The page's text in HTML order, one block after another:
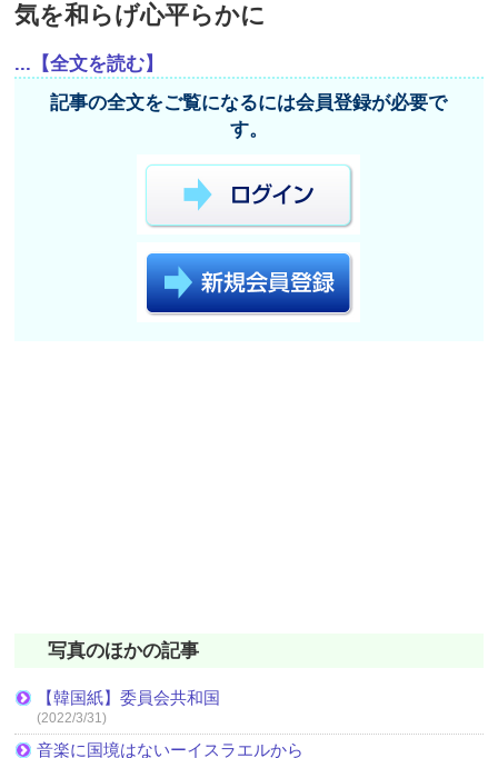
気を和らげ心平らかに
...【全文を読む】
記事の全文をご覧になるには会員登録が必要で
す。
写真のほかの記事
【韓国紙】委員会共和国
(2022/3/31)
音楽に国境はないーイスラエルから